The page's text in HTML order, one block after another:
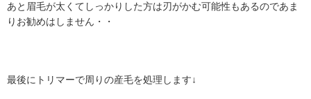
あと眉毛が太くてしっかりした方は刃がかむ可能性もあるのであま
りお勧めはしません・・
最後にトリマーで周りの産毛を処理します↓